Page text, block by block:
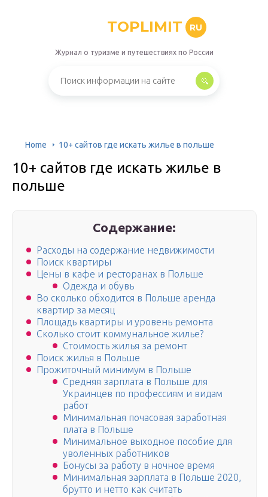
TOPLIMIT RU
Журнал о туризме и путешествиях по России
Home 10+ сайтов где искать жилье в польше
10+ сайтов где искать жилье в
польше
Содержание:
Расходы на содержание недвижимости
Поиск квартиры
Цены в кафе и ресторанах в Польше
Одежда и обувь
Во сколько обходится в Польше аренда
квартир за месяц
Площадь квартиры и уровень ремонта
Сколько стоит коммунальное жилье?
Стоимость жилья за ремонт
Поиск жилья в Польше
Прожиточный минимум в Польше
Средняя зарплата в Польше для
Украинцев по профессиям и видам
работ
Минимальная почасовая заработная
плата в Польше
Минимальное выходное пособие для
уволенных работников
Бонусы за работу в ночное время
Минимальная зарплата в Польше 2020,
брутто и нетто как считать